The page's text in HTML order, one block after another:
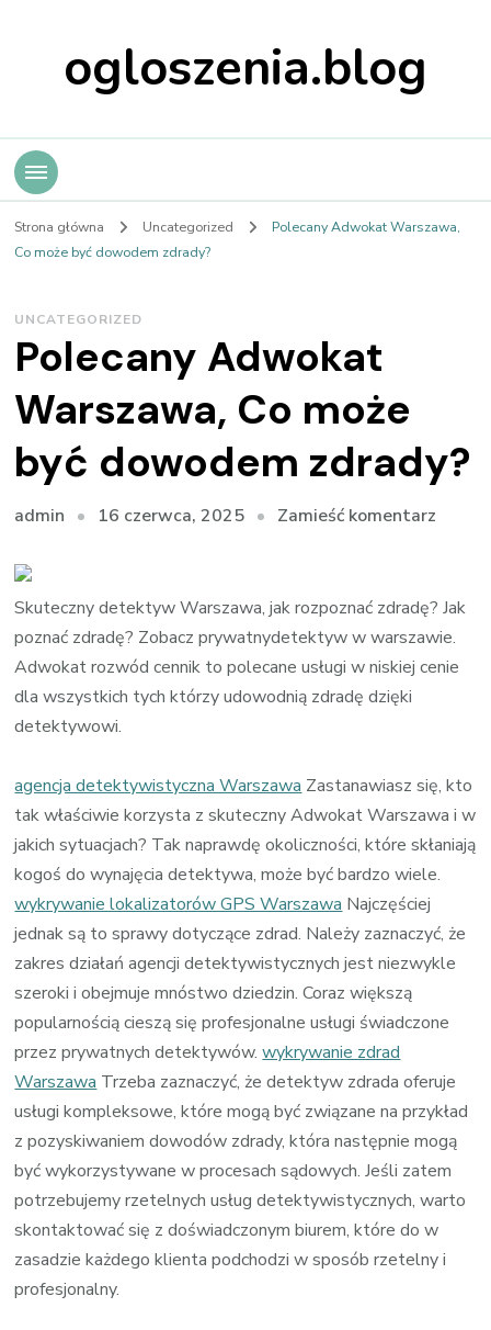
ogloszenia.blog
Strona główna Uncategorized
Polecany Adwokat Warszawa,
Co może być dowodem zdrady?
UNCATEGORIZED
Polecany Adwokat
Warszawa, Co może
być dowodem zdrady?
admin 16 czerwca, 2025 Zamieść komentarz
Co
Skuteczny detektyw Warszawa, jak rozpoznać zdradę? Jak
poznać zdradę? Zobacz prywatnydetektyw w warszawie.
Adwokat rozwód cennik to polecane usługi w niskiej cenie
dla wszystkich tych którzy udowodnią zdradę dzięki
detektywowi.
agencja detektywistyczna Warszawa Zastanawiasz się, kto
tak właściwie korzysta z skuteczny Adwokat Warszawa i w
jakich sytuacjach? Tak naprawdę okoliczności, które skłaniają
kogoś do wynajęcia detektywa, może być bardzo wiele.
wykrywanie lokalizatorów GPS Warszawa Najczęściej
jednak są to sprawy dotyczące zdrad. Należy zaznaczyć, że
zakres działań agencji detektywistycznych jest niezwykle
szeroki i obejmuje mnóstwo dziedzin. Coraz większą
popularnością cieszą się profesjonalne usługi świadczone
przez prywatnych detektywów.wykrywanie zdrad
Warszawa Trzeba zaznaczyć, że detektyw zdrada oferuje
usługi kompleksowe, które mogą być związane na przykład
z pozyskiwaniem dowodów zdrady, która następnie mogą
być wykorzystywane w procesach sądowych. Jeśli zatem
potrzebujemy rzetelnych usług detektywistycznych, warto
skontaktować się z doświadczonym biurem, które do w
zasadzie każdego klienta podchodzi w sposób rzetelny i
profesjonalny.